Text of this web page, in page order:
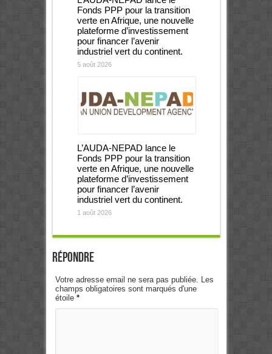
Fonds PPP pour la transition
verte en Afrique, une nouvelle
plateforme d’investissement
pour financer l’avenir
industriel vert du continent.
5 août 2026
L’AUDA-NEPAD lance le
Fonds PPP pour la transition
verte en Afrique, une nouvelle
plateforme d’investissement
pour financer l’avenir
industriel vert du continent.
1 août 2026
Répondre
Votre adresse email ne sera pas publiée. Les
champs obligatoires sont marqués d'une
étoile *